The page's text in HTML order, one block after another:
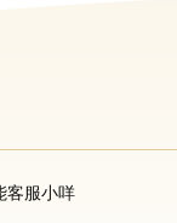
客服小咩